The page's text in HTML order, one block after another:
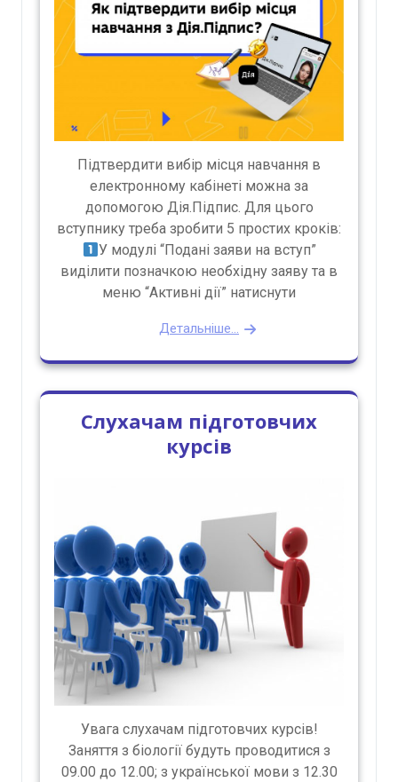
Підтвердити вибір місця навчання в
електронному кабінеті можна за
допомогою Дія.Підпис. Для цього
вступнику треба зробити 5 простих кроків:
У модулі “Подані заяви на вступ”
виділити позначкою необхідну заяву та в
меню “Активні дії” натиснути
Детальніше...
Слухачам підготовчих
курсів
Увага слухачам підготовчих курсів!
Заняття з біології будуть проводитися з
09.00 до 12.00; з української мови з 12.30